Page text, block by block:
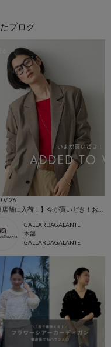
ブログ
GALLARDAGALANTE
本部
GALLARDAGALANTE